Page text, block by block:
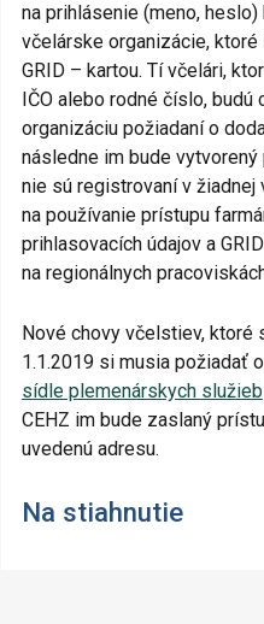
na prihlásenie (meno,
včelárske organizácie,
GRID – kartou. Tí včelári,
IČO alebo rodné číslo,
organizáciu požiadaní o
následne im bude
nie sú registrovaní v
na používanie prístupu
prihlasovacích údajov a
na regionálnych
Nové chovy včelstiev, ktoré
1.1.2019 si musia požiadať
sídle plemenárskych služieb
CEHZ im bude zaslaný
uvedenú adresu.
Na stiahnutie